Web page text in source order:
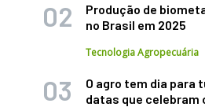
Produção de
no Brasil em 2025
Tecnologia Agropecuária
O agro tem dia para
datas que celebram